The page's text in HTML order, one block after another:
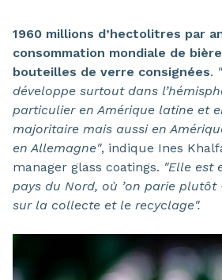
1960 millions d’hectolitres par
consommation mondiale de
bouteilles de verre consignées.
développe surtout dans
particulier en Amérique latine et
majoritaire mais aussi en
en Allemagne", indique Ines
manager glass coatings. "Elle est
pays du Nord, où ’on parie plutôt
sur la collecte et le recyclage".